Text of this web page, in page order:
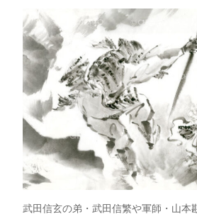
武田信玄の弟・武田信繁や軍師・山本